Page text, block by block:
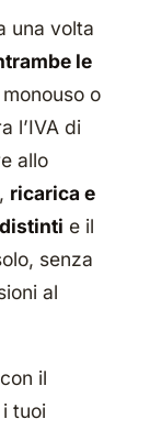
una volta
le
o
l’IVA di
allo
ricarica e
e il
senza
al
il
tuoi